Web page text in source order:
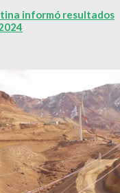
informó resultados